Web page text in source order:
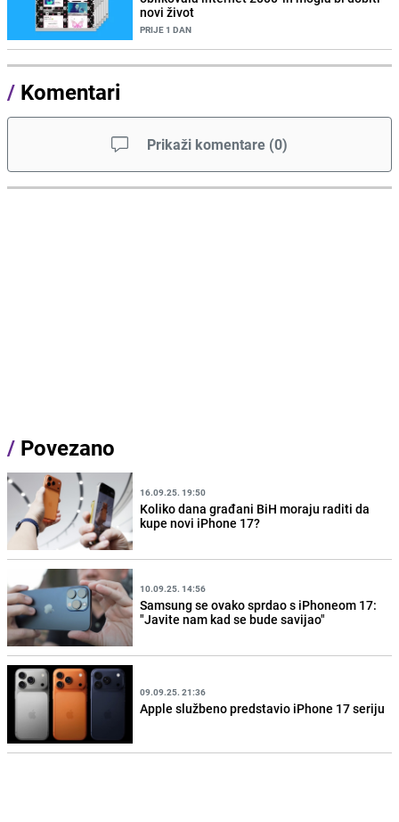
novi život
PRIJE 1 DAN
/ Komentari
Prikaži komentare (0)
/ Povezano
16.09.25. 19:50
Koliko dana građani BiH moraju raditi da
kupe novi iPhone 17?
10.09.25. 14:56
Samsung se ovako sprdao s iPhoneom 17:
"Javite nam kad se bude savijao"
09.09.25. 21:36
Apple službeno predstavio iPhone 17 seriju